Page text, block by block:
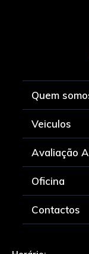
Quem
Veiculos
Avaliação
Oficina
Contactos